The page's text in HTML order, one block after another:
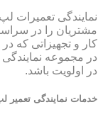
نمایندگی تعمیرات
مشتریان را در
کار و تجهیزاتی که
در مجموعه
در اولویت باشد.
خدمات نمایندگی تعمیر